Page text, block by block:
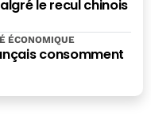
le recul chinois
consomment
ÉCONOMIQUE